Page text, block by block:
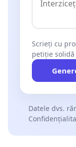
Scrieți cu
petiție
Datele dvs.